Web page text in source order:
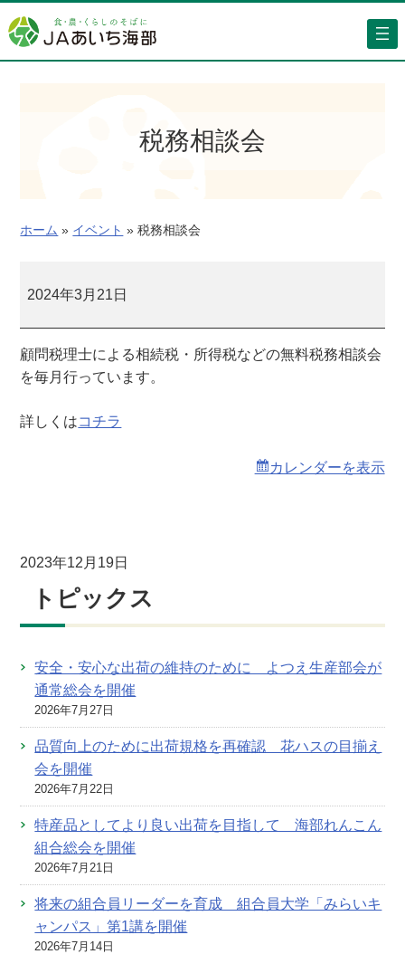
容
を
税務相談会
ホーム » イベント » 税務相談会
務
会
2024年3月21日
顧問税理士による相続税・所得税などの無料税務相談会
を毎月行っています。
詳しくはコチラ
カレンダーを表示
2023年12月19日
トピックス
安全・安心な出荷の維持のために よつえ生産部会が
通常総会を開催
2026年7月27日
品質向上のために出荷規格を再確認 花ハスの目揃え
会を開催
2026年7月22日
特産品としてより良い出荷を目指して 海部れんこん
組合総会を開催
2026年7月21日
将来の組合員リーダーを育成 組合員大学「みらいキ
ャンパス」第1講を開催
2026年7月14日